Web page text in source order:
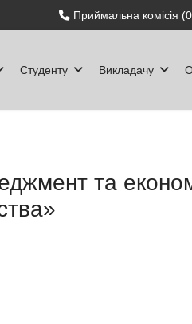
Приймальна комісія
Студенту Викладачу
та